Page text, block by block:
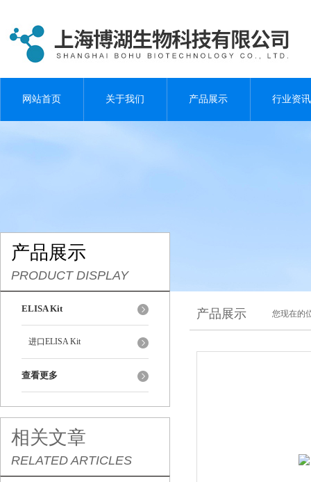
网站首页 关于我们 产品展示 行业资讯
产品展示
PRODUCT DISPLAY
ELISA Kit
进口ELISA Kit
查看更多
相关文章
RELATED ARTICLES
产品展示 您现在的